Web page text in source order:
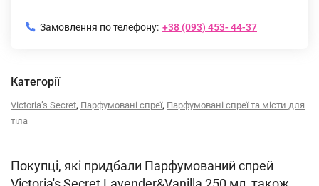
Замовлення по телефону: +38 (093) 453- 44-37
Категорії
Victoria’s Secret, Парфумовані спреї, Парфумовані спреї та місти для
тіла
Покупці, які придбали Парфумований спрей